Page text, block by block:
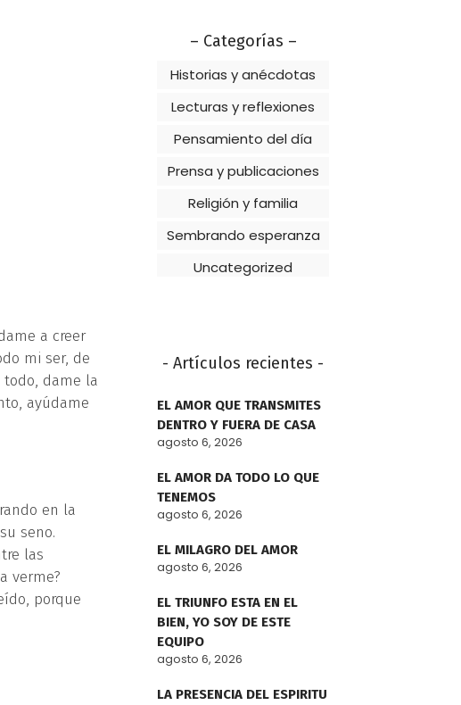
a creer
mi ser, de
todo, dame la
ayúdame
en la
seno.
las
verme?
porque
– Categorías –
Historias y anécdotas
Lecturas y reflexiones
Pensamiento del día
Prensa y publicaciones
Religión y familia
Sembrando esperanza
Uncategorized
- Artículos recientes -
EL AMOR QUE TRANSMITES
DENTRO Y FUERA DE CASA
agosto 6, 2026
EL AMOR DA TODO LO QUE
TENEMOS
agosto 6, 2026
EL MILAGRO DEL AMOR
agosto 6, 2026
EL TRIUNFO ESTA EN EL
BIEN, YO SOY DE ESTE
EQUIPO
agosto 6, 2026
LA PRESENCIA DEL ESPIRITU